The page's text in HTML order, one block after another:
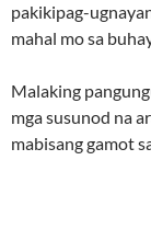
pakikipag-
mahal mo sa
Malaking
mga susunod na
mabisang gamot